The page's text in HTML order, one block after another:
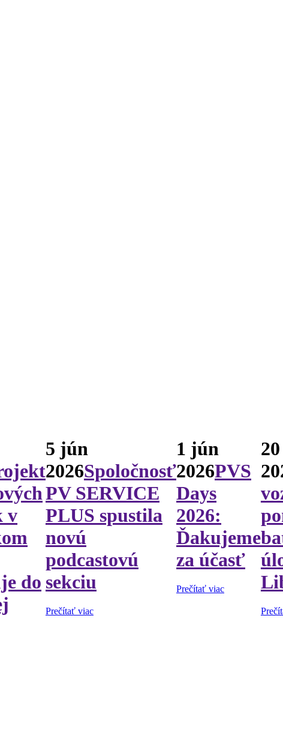
v
do
5 jún
2026Spoločnosť
PV SERVICE
PLUS spustila
novú
podcastovú
sekciu
Prečítať viac
1 jún
2026PVS
Days
2026:
Ďakujeme
za účasť
Prečítať viac